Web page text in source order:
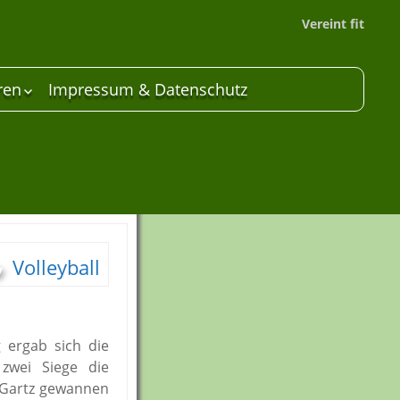
Vereint fit
Impressum & Datenschutz
Volleyball
ergab sich die
Siege die
gewannen